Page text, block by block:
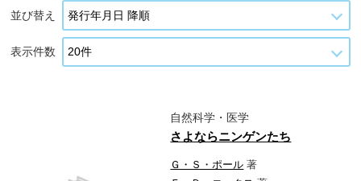
並び替え
表示件数
自然科学・医学
さよならニンゲンたち
Ｇ・Ｓ・ポール 著